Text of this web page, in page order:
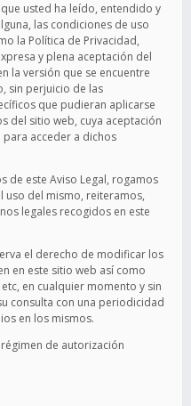
usted ha leído, entendido y
las condiciones de uso
la Política de Privacidad,
y plena aceptación del
la versión que se encuentre
sin perjuicio de las
que pudieran aplicarse
del sitio web, cuya aceptación
acceder a dichos
de este Aviso Legal, rogamos
uso del mismo, reiteramos,
legales recogidos en este
el derecho de modificar los
en este sitio web así como
en cualquier momento y sin
consulta con una periodicidad
en los mismos.
de autorización